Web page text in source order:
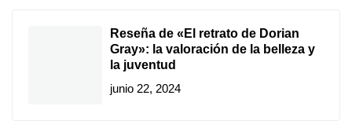
Reseña de «El retrato de Dorian
Gray»: la valoración de la belleza y
la juventud
junio 22, 2024